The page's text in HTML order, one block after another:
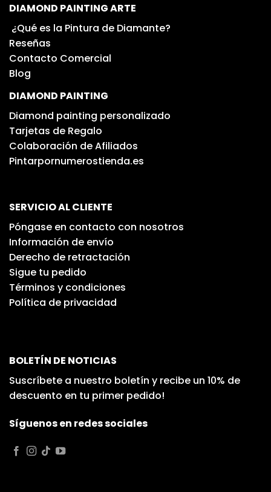
DIAMOND PAINTING ARTE
¿Qué es la Pintura de Diamante?
Reseñas
Contacto Comercial
Blog
DIAMOND PAINTING
Diamond painting personalizado
Tarjetas de Regalo
Colaboración de Afiliados
Pintarpornumerostienda.es
SERVICIO AL CLIENTE
Póngase en contacto con nosotros
Información de envío
Derecho de retractación
Sigue tu pedido
Términos y condiciones
Política de privacidad
BOLETÍN DE NOTICIAS
Suscríbete a nuestro boletín y recibe un 10% de
descuento en tu primer pedido!
Síguenos en redes sociales